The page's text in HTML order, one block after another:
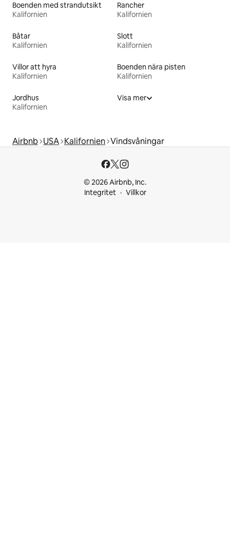
Boenden med strandutsikt
Kalifornien
Rancher
Kalifornien
Båtar
Kalifornien
Slott
Kalifornien
Villor att hyra
Kalifornien
Boenden nära pisten
Kalifornien
Jordhus
Kalifornien
Visa mer
Airbnb USA Kalifornien Vindsvåningar
© 2026 Airbnb, Inc.
Integritet
Villkor